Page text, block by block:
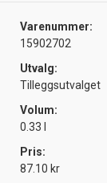
Varenummer:
15902702
Utvalg:
Tilleggsutvalget
Volum:
0.33 l
Pris:
87.10 kr